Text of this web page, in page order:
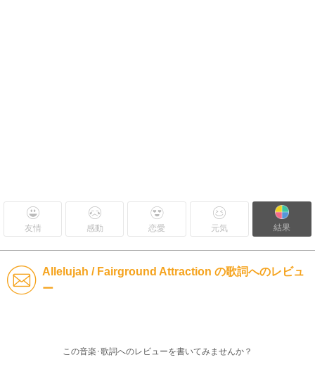
友情 感動 恋愛 元気 結果
Allelujah / Fairground Attraction の歌詞へのレビュ
ー
この音楽･歌詞へのレビューを書いてみませんか？